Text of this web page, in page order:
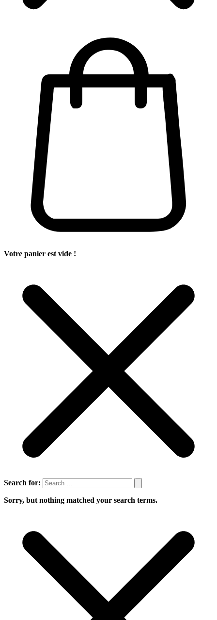
Votre panier est vide !
Search for:
Sorry, but nothing matched your search terms.